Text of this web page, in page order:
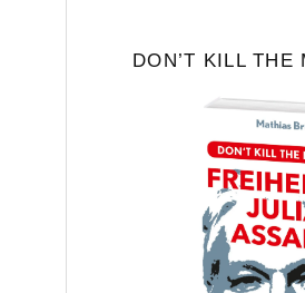
DON’T KILL THE